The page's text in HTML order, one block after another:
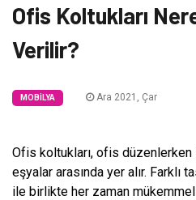
Ofis Koltukları
Verilir?
MOBILYA Ara 2021, Çar
Ofis koltukları, ofis
eşyalar arasında yer alır. Farklı
ile birlikte her zaman